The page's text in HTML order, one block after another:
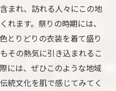
まれ、訪れる人々にこの地
れます。祭りの時期には、
とりどりの衣装を着て盛り
その熱気に引き込まれるこ
には、ぜひこのような地域
統文化を肌で感じてみてく